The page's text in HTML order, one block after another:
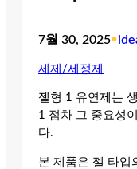
7월 30, 2025•
세제/세정제
젤형 1 유연제는
1 점차 그 중요성
다.
본 제품은 젤 타입